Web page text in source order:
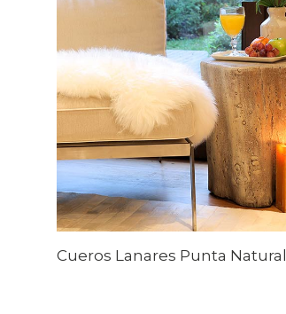
Cueros Lanares Punta Natural